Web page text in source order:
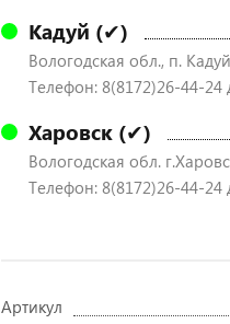
Кадуй (✔)
Вологодская обл., п.
Телефон: 8(8172)26-44-24
Харовск (✔)
Вологодская обл.
Телефон: 8(8172)26-44-24
Артикул